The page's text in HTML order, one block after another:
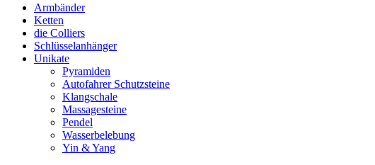
Armbänder
Ketten
die Colliers
Schlüsselanhänger
Unikate
Pyramiden
Autofahrer Schutzsteine
Klangschale
Massagesteine
Pendel
Wasserbelebung
Yin & Yang